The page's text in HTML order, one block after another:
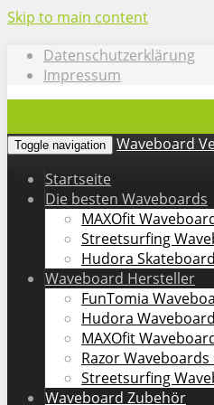
Skip to main content
Datenschutzerklärung
Impressum
Toggle navigation
Waveboard
Startseite
Die besten Waveboards
MAXOfit
Streetsurfing
Hudora
Waveboard Hersteller
FunTomia
Hudora
MAXOfit
Razor
Streetsurfing
Waveboard Zubehör